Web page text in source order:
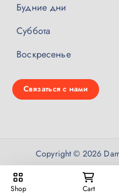
Будние дни
Суббота
Воскресенье
Связаться с нами
Copyright © 2026
Shop Cart